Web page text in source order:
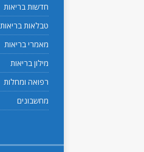
חדשות בריאות
טבלאות בריאות
מאמרי בריאות
מילון בריאות
רפואה ומחלות
מחשבונים